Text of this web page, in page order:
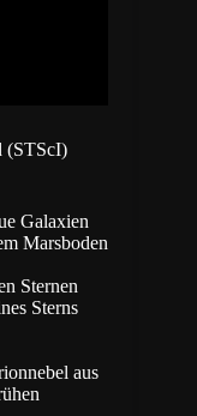
(STScI)
Galaxien
Marsboden
Sternen
Sterns
aus